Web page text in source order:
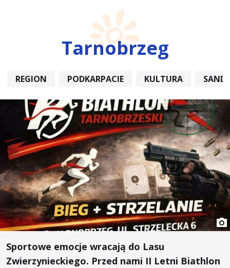
Tarnobrzeg
REGION PODKARPACIE KULTURA
Sportowe emocje wracają do Lasu
Zwierzynieckiego. Przed nami II Letni Biathlon